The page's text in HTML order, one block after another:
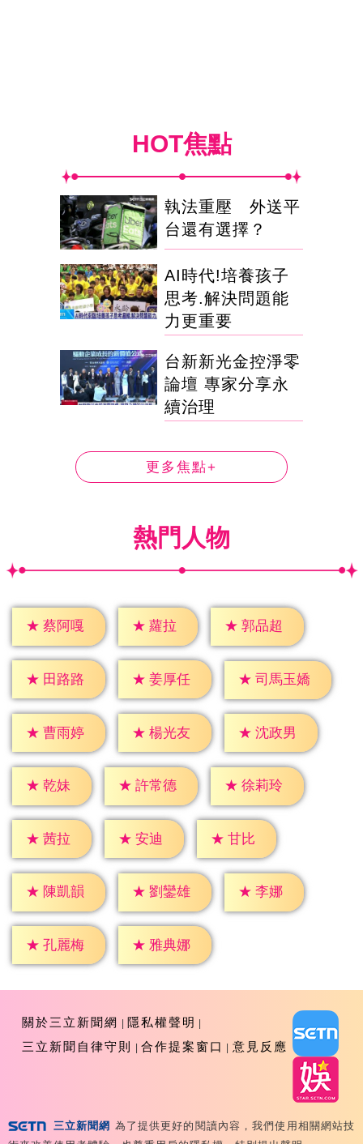
HOT焦點
執法重壓 外送平
台還有選擇？
AI時代!培養孩子
思考.解決問題能
力更重要
台新新光金控淨零
論壇 專家分享永
續治理
更多焦點+
熱門人物
★ 蔡阿嘎 ★ 蘿拉 ★ 郭品超
★ 田路路 ★ 姜厚任 ★ 司馬玉嬌
★ 曹雨婷 ★ 楊光友 ★ 沈政男
★ 乾妹 ★ 許常德 ★ 徐莉玲
★ 茜拉 ★ 安迪 ★ 甘比
★ 陳凱韻 ★ 劉鑾雄 ★ 李娜
★ 孔麗梅 ★ 雅典娜
關於三立新聞網
隱私權聲明
三立新聞自律守則
合作提案窗口 意見反應
Copyright ©2026 Sanlih E-Television All Rights
三立新聞網 為了提供更好的閱讀內容，我們使用相關網站技